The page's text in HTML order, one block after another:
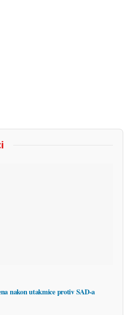
nakon utakmice protiv SAD-a